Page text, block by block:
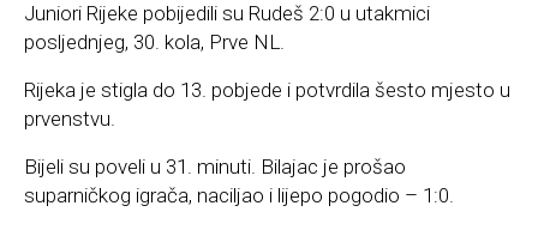
Juniori Rijeke pobijedili su Rudeš 2:0 u utakmici
posljednjeg, 30. kola, Prve NL.
Rijeka je stigla do 13. pobjede i potvrdila šesto mjesto u
prvenstvu.
Bijeli su poveli u 31. minuti. Bilajac je prošao
suparničkog igrača, naciljao i lijepo pogodio – 1:0.